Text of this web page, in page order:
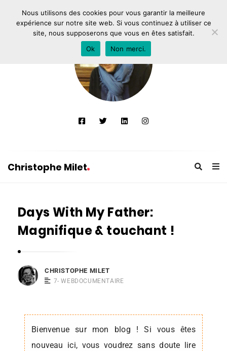
Christophe Milet
Days With My Father:
Magnifique & touchant !
CHRISTOPHE MILET
7- WEBDOCUMENTAIRE
Bienvenue sur mon blog ! Si vous êtes
nouveau ici, vous voudrez sans doute lire
Nous utilisons des cookies pour vous garantir la meilleure
expérience sur notre site web. Si vous continuez à utiliser ce
site, nous supposerons que vous en êtes satisfait.
Ok
Non merci.